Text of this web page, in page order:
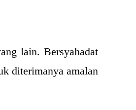
lain. Bersyahadat
diterimanya amalan